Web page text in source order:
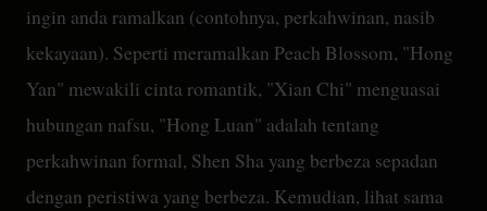
ingin anda ramalkan (contohnya, perkahwinan, nasib
kekayaan). Seperti meramalkan Peach Blossom, "Hong
Yan" mewakili cinta romantik, "Xian Chi" menguasai
hubungan nafsu, "Hong Luan" adalah tentang
perkahwinan formal, Shen Sha yang berbeza sepadan
dengan peristiwa yang berbeza. Kemudian, lihat sama